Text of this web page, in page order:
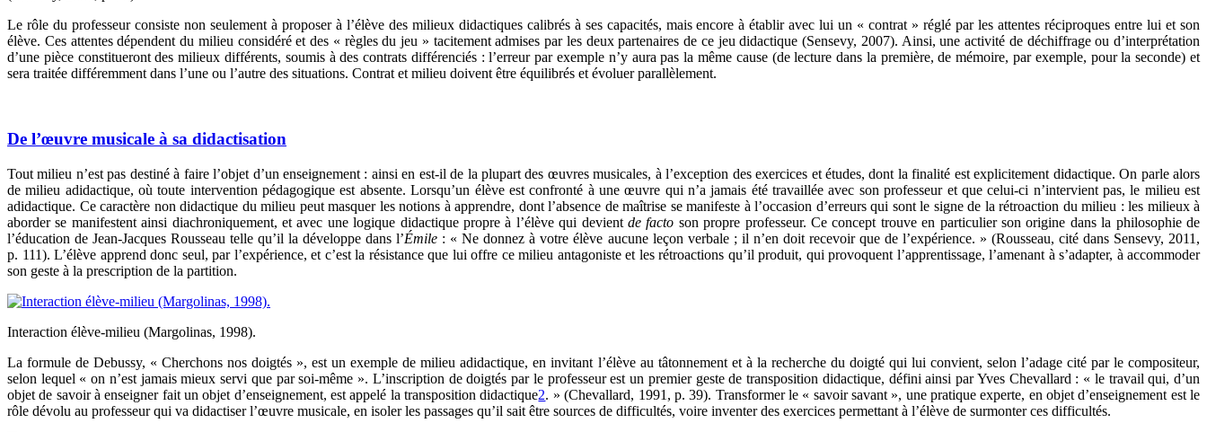
Le rôle du professeur consiste non seulement à proposer à l’élève des milieux didactiques calibrés à ses capacités, mais encore à établir avec lui un « contrat » réglé par les attentes réciproques entre lui et son
élève. Ces attentes dépendent du milieu considéré et des « règles du jeu » tacitement admises par les deux partenaires de ce jeu didactique (Sensevy, 2007). Ainsi, une activité de déchiffrage ou d’interprétation
d’une pièce constitueront des milieux différents, soumis à des contrats différenciés : l’erreur par exemple n’y aura pas la même cause (de lecture dans la première, de mémoire, par exemple, pour la seconde) et
sera traitée différemment dans l’une ou l’autre des situations. Contrat et milieu doivent être équilibrés et évoluer parallèlement.
De l’œuvre musicale à sa didactisation
Tout milieu n’est pas destiné à faire l’objet d’un enseignement : ainsi en est-il de la plupart des œuvres musicales, à l’exception des exercices et études, dont la finalité est explicitement didactique. On parle alors
de milieu adidactique, où toute intervention pédagogique est absente. Lorsqu’un élève est confronté à une œuvre qui n’a jamais été travaillée avec son professeur et que celui-ci n’intervient pas, le milieu est
adidactique. Ce caractère non didactique du milieu peut masquer les notions à apprendre, dont l’absence de maîtrise se manifeste à l’occasion d’erreurs qui sont le signe de la rétroaction du milieu : les milieux à
aborder se manifestent ainsi diachroniquement, et avec une logique didactique propre à l’élève qui devient de facto son propre professeur. Ce concept trouve en particulier son origine dans la philosophie de
l’éducation de Jean-Jacques Rousseau telle qu’il la développe dans l’Émile : « Ne donnez à votre élève aucune leçon verbale ; il n’en doit recevoir que de l’expérience. » (Rousseau, cité dans Sensevy, 2011,
p. 111). L’élève apprend donc seul, par l’expérience, et c’est la résistance que lui offre ce milieu antagoniste et les rétroactions qu’il produit, qui provoquent l’apprentissage, l’amenant à s’adapter, à accommoder
son geste à la prescription de la partition.
Interaction élève-milieu (Margolinas, 1998).
La formule de Debussy, « Cherchons nos doigtés », est un exemple de milieu adidactique, en invitant l’élève au tâtonnement et à la recherche du doigté qui lui convient, selon l’adage cité par le compositeur,
selon lequel « on n’est jamais mieux servi que par soi-même ». L’inscription de doigtés par le professeur est un premier geste de transposition didactique, défini ainsi par Yves Chevallard : « le travail qui, d’un
objet de savoir à enseigner fait un objet d’enseignement, est appelé la transposition didactique2. » (Chevallard, 1991, p. 39). Transformer le « savoir savant », une pratique experte, en objet d’enseignement est le
rôle dévolu au professeur qui va didactiser l’œuvre musicale, en isoler les passages qu’il sait être sources de difficultés, voire inventer des exercices permettant à l’élève de surmonter ces difficultés.